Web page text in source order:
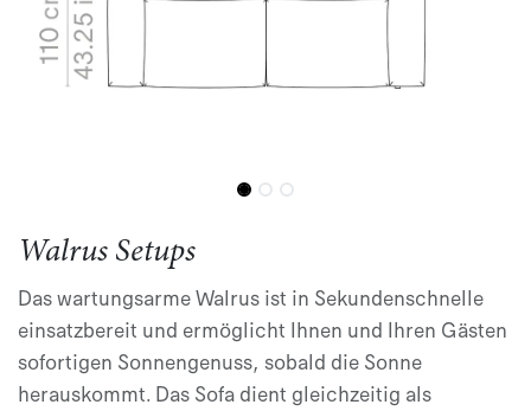
Walrus Setups
Das wartungsarme Walrus ist in Sekundenschnelle
einsatzbereit und ermöglicht Ihnen und Ihren Gästen
sofortigen Sonnengenuss, sobald die Sonne
herauskommt. Das Sofa dient gleichzeitig als